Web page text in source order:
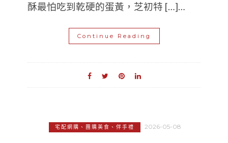
酥最怕吃到乾硬的蛋黃，芝初特 […]…
Continue Reading
宅配網購、團購美食、伴手禮 2026-05-08